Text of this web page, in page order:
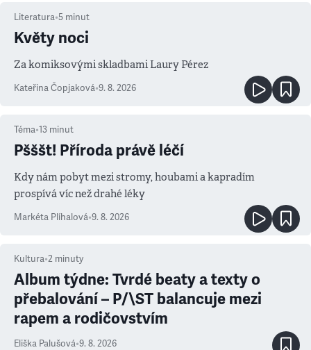
Literatura•5 minut
Květy noci
Za komiksovými skladbami Laury Pérez
Kateřina Čopjaková•9. 8. 2026
Téma•13 minut
Pšššt! Příroda právě léčí
Kdy nám pobyt mezi stromy, houbami a kapradím
prospívá víc než drahé léky
Markéta Plíhalová•9. 8. 2026
Kultura•2 minuty
Album týdne: Tvrdé beaty a texty o
přebalování – P/\ST balancuje mezi
rapem a rodičovstvím
Eliška Palušová•9. 8. 2026